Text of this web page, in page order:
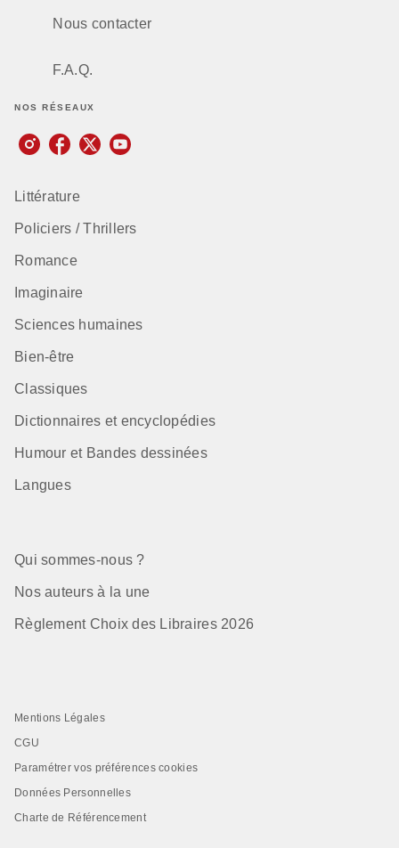
Nous contacter
F.A.Q.
NOS RÉSEAUX
Littérature
Policiers / Thrillers
Romance
Imaginaire
Sciences humaines
Bien-être
Classiques
Dictionnaires et encyclopédies
Humour et Bandes dessinées
Langues
Qui sommes-nous ?
Nos auteurs à la une
Règlement Choix des Libraires 2026
Mentions Légales
CGU
Paramétrer vos préférences cookies
Données Personnelles
Charte de Référencement